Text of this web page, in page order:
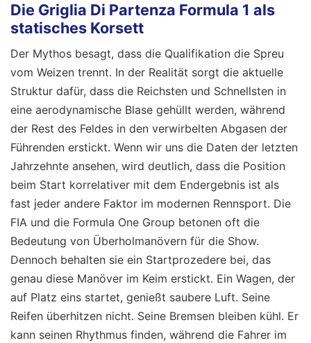
Die Griglia Di Partenza Formula 1 als
statisches Korsett
Der Mythos besagt, dass die Qualifikation die Spreu
vom Weizen trennt. In der Realität sorgt die aktuelle
Struktur dafür, dass die Reichsten und Schnellsten in
eine aerodynamische Blase gehüllt werden, während
der Rest des Feldes in den verwirbelten Abgasen der
Führenden erstickt. Wenn wir uns die Daten der letzten
Jahrzehnte ansehen, wird deutlich, dass die Position
beim Start korrelativer mit dem Endergebnis ist als
fast jeder andere Faktor im modernen Rennsport. Die
FIA und die Formula One Group betonen oft die
Bedeutung von Überholmanövern für die Show.
Dennoch behalten sie ein Startprozedere bei, das
genau diese Manöver im Keim erstickt. Ein Wagen, der
auf Platz eins startet, genießt saubere Luft. Seine
Reifen überhitzen nicht. Seine Bremsen bleiben kühl. Er
kann seinen Rhythmus finden, während die Fahrer im